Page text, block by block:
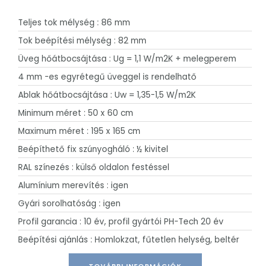
Teljes tok mélység : 86 mm
Tok beépítési mélység : 82 mm
Üveg hőátbocsájtása : Ug = 1,1 W/m2K + melegperem
4 mm -es egyrétegű üveggel is rendelhatő
Ablak hőátbocsájtása : Uw = 1,35-1,5 W/m2K
Minimum méret : 50 x 60 cm
Maximum méret : 195 x 165 cm
Beépíthető fix szúnyogháló : ½ kivitel
RAL színezés : külső oldalon festéssel
Alumínium merevítés : igen
Gyári sorolhatóság : igen
Profil garancia : 10 év, profil gyártói PH-Tech 20 év
Beépítési ajánlás : Homlokzat, fűtetlen helység, beltér